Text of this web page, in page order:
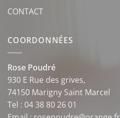
CONTACT
COORDONNÉES
Rose Poudré
930 E Rue des grives,
74150 Marigny Saint Marcel
Tel : 04 38 80 26 01